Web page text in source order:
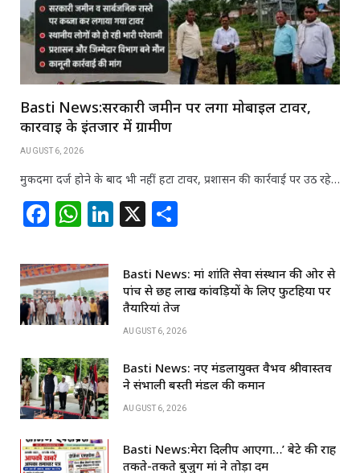
Basti News:सरकारी जमीन पर लगा मोबाइल टावर,
कार्रवाई के इंतजार में ग्रामीण
AUGUST 6, 2026
मुकदमा दर्ज होने के बाद भी नहीं हटा टावर, प्रशासन की कार्रवाई पर उठ रहे…
F
c
e
b
o
k
W
at
s
A
p
Li
k
e
dI
n
X
ar
e
Basti News: मां शांति सेवा संस्थान की ओर से
पांच से छह लाख कांवड़ियों के लिए फुटहिया पर
तैयारियां तेज
AUGUST 6, 2026
Basti News: नए मंडलायुक्त वैभव श्रीवास्तव
ने संभाली बस्ती मंडल की कमान
AUGUST 6, 2026
Basti News:मेरा दिलीप आएगा…’ बेटे की राह
तकते-तकते बुजुर्ग मां ने तोड़ा दम